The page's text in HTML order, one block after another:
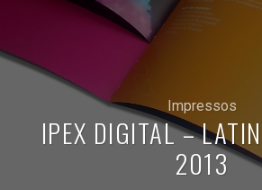
Impressos
IPEX DIGITAL –
2013